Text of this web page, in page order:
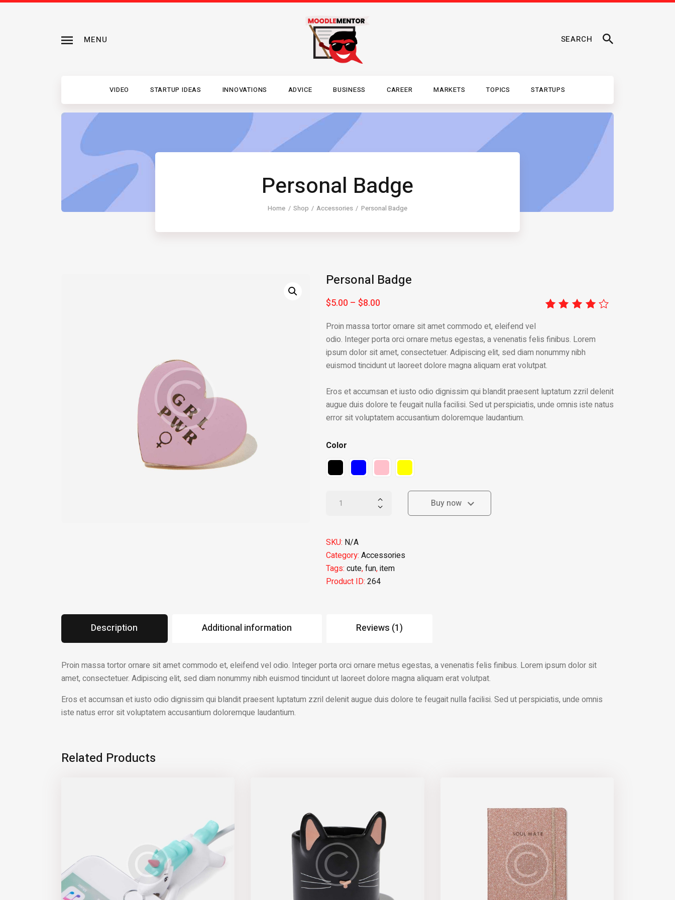
MENU SEARCH
VIDEO STARTUP IDEAS INNOVATIONS ADVICE BUSINESS CAREER MARKETS TOPICS STARTUPS
Personal Badge
Home Shop Accessories Personal Badge
Personal Badge
out of
based
on
rating
$5.00 – $8.00
Proin massa tortor ornare sit amet commodo et, eleifend vel
odio. Integer porta orci ornare metus egestas, a venenatis felis finibus. Lorem
ipsum dolor sit amet, consectetuer. Adipiscing elit, sed diam nonummy nibh
euismod tincidunt ut laoreet dolore magna aliquam erat volutpat.
Eros et accumsan et iusto odio dignissim qui blandit praesent luptatum zzril delenit
augue duis dolore te feugait nulla facilisi. Sed ut perspiciatis, unde omnis iste natus
error sit voluptatem accusantium doloremque laudantium.
Color
Buy now
SKU: N/A
Category: Accessories
Tags: cute,fun,item
Product ID: 264
Description Additional information Reviews (1)
Proin massa tortor ornare sit amet commodo et, eleifend vel odio. Integer porta orci ornare metus egestas, a venenatis felis finibus. Lorem ipsum dolor sit
amet, consectetuer. Adipiscing elit, sed diam nonummy nibh euismod tincidunt ut laoreet dolore magna aliquam erat volutpat.
Eros et accumsan et iusto odio dignissim qui blandit praesent luptatum zzril delenit augue duis dolore te feugait nulla facilisi. Sed ut perspiciatis, unde omnis
iste natus error sit voluptatem accusantium doloremque laudantium.
Related Products